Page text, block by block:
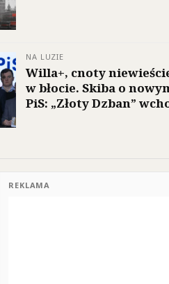
NA LUZIE
Willa+, cnoty
w błocie. Skiba o
PiS: „Złoty Dzban”
REKLAMA